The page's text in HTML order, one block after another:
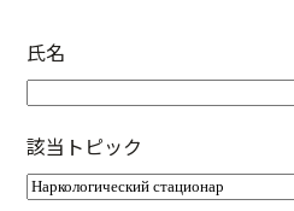
氏名
該当トピック